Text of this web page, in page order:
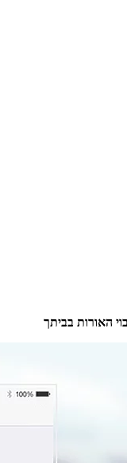
האורות בביתך